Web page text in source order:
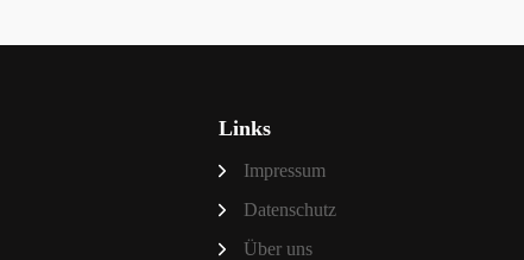
Links
Impressum
Datenschutz
Über uns